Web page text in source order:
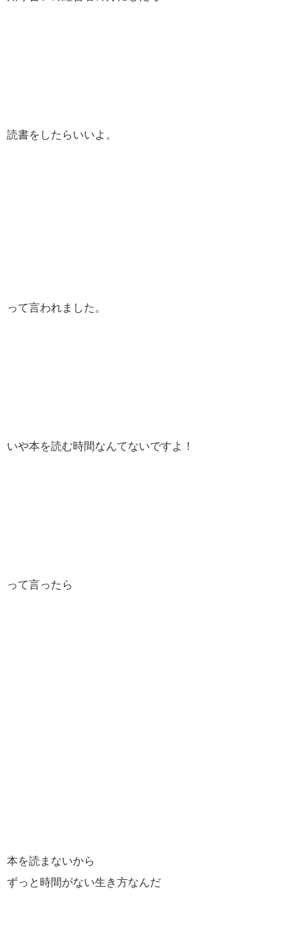
読書をしたらいいよ。
って言われました。
いや本を読む時間なんてないですよ！
って言ったら
本を読まないから
ずっと時間がない生き方なんだ